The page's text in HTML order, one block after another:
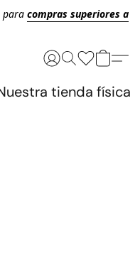
para compras superiores a
tienda física